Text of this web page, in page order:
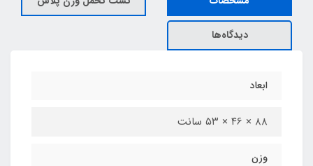
دیدگاه‌ها
ابعاد
۸8 × ۴6 × ۵۳ سانت
وزن